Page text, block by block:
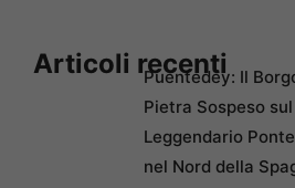
Articoli recenti
Puentedey: Il
Pietra Sospeso sul
Leggendario
nel Nord della